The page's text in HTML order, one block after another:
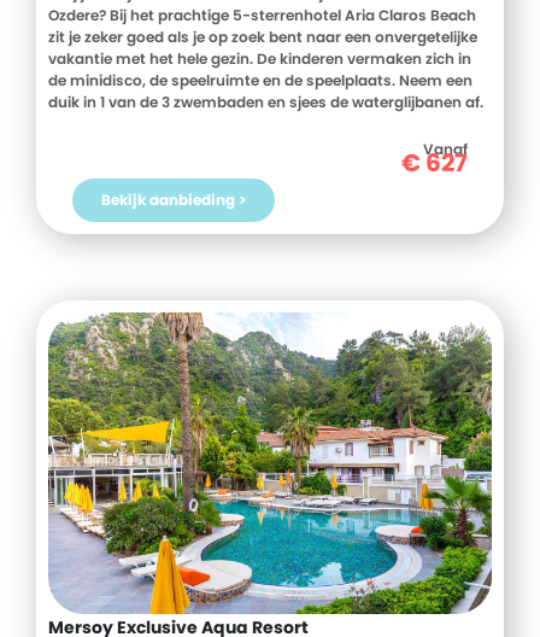
Ozdere? Bij het prachtige 5-sterrenhotel Aria Claros Beach
zit je zeker goed als je op zoek bent naar een onvergetelijke
vakantie met het hele gezin. De kinderen vermaken zich in
de minidisco, de speelruimte en de speelplaats. Neem een
duik in 1 van de 3 zwembaden en sjees de waterglijbanen af.
ultra all inclusive verzorging heb je meer dan genoeg
restaurants om uit te kiezen en worden je smaakpapillen
continu geprikkeld. Ga jij mee? Boek jouw reis naar Aria
Claros Beach voor jouw geweldige all inclusive vakantie in
Turkije.
Vanaf
€627
Bekijk aanbieding >
Mersoy Exclusive Aqua Resort